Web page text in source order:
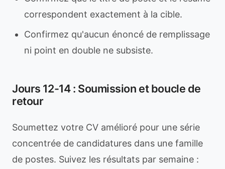
correspondent exactement à la cible.
Confirmez qu'aucun énoncé de remplissage
ni point en double ne subsiste.
Jours 12-14 : Soumission et boucle de
retour
Soumettez votre CV amélioré pour une série
concentrée de candidatures dans une famille
de postes. Suivez les résultats par semaine :